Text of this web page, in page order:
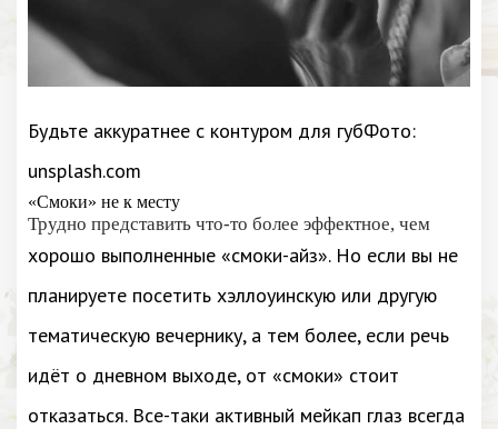
Будьте аккуратнее с контуром для губФото:
unsplash.com
«Смоки» не к месту
Трудно представить что-то более эффектное, чем
хорошо выполненные «смоки-айз». Но если вы не
планируете посетить хэллоуинскую или другую
тематическую вечернику, а тем более, если речь
идёт о дневном выходе, от «смоки» стоит
отказаться. Все-таки активный мейкап глаз всегда